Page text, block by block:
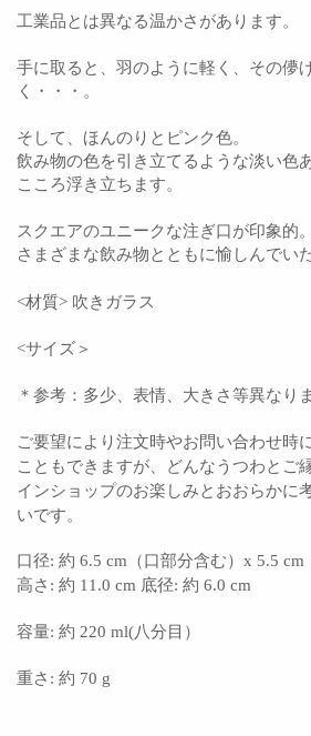
工業品とは異なる温かさがあります。
手に取ると、羽のように軽く、その儚
く・・・。
そして、ほんのりとピンク色。
飲み物の色を引き立てるような淡い色あ
こころ浮き立ちます。
スクエアのユニークな注ぎ口が印象的。
さまざまな飲み物とともに愉しんでい
<材質> 吹きガラス
<サイズ＞
＊参考：多少、表情、大きさ等異なり
ご要望により注文時やお問い合わせ時
こともできますが、どんなうつわとご
インショップのお楽しみとおおらかに
いです。
口径: 約 6.5 cm（口部分含む）x 5.5 cm
高さ: 約 11.0 cm 底径: 約 6.0 cm
容量: 約 220 ml(八分目）
重さ: 約 70 g